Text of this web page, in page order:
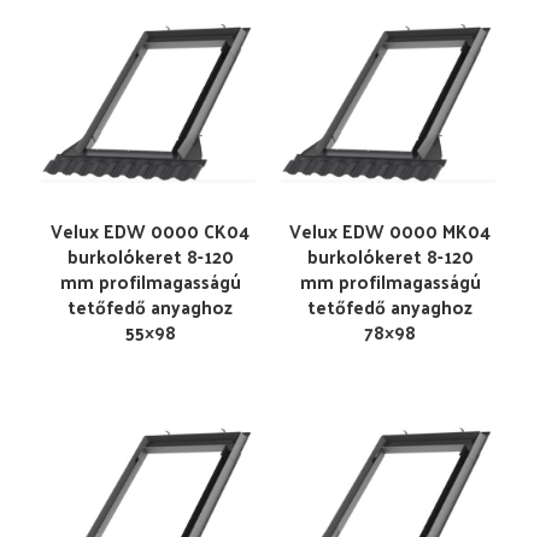
Velux EDW 0000 CK04
burkolókeret 8-120
mm profilmagasságú
tetőfedő anyaghoz
55×98
Velux EDW 0000 MK04
burkolókeret 8-120
mm profilmagasságú
tetőfedő anyaghoz
78×98